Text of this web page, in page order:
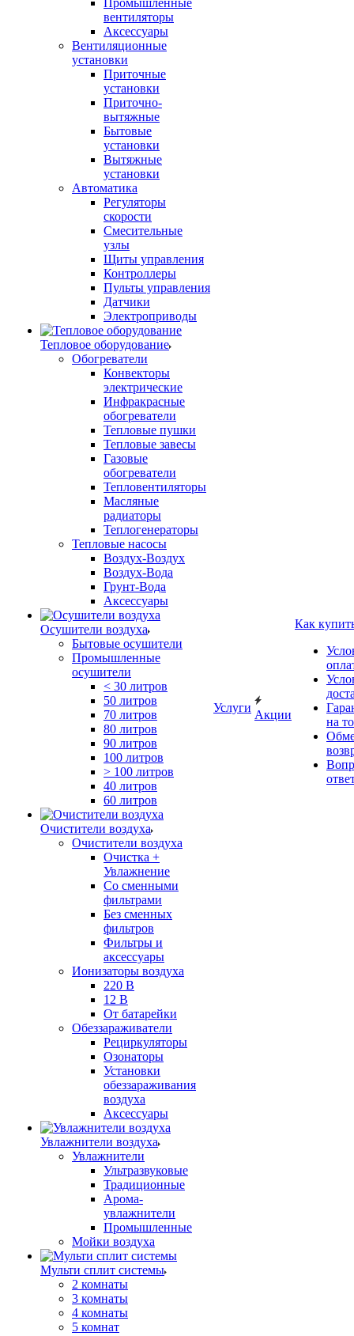
Промышленные
вентиляторы
Аксессуары
Вентиляционные
установки
Приточные
установки
Приточно-
вытяжные
Бытовые
установки
Вытяжные
установки
Автоматика
Регуляторы
скорости
Смесительные
узлы
Щиты управления
Контроллеры
Пульты управления
Датчики
Электроприводы
Тепловое оборудование
Обогреватели
Конвекторы
электрические
Инфракрасные
обогреватели
Тепловые пушки
Тепловые завесы
Газовые
обогреватели
Тепловентиляторы
Масляные
радиаторы
Теплогенераторы
Тепловые насосы
Воздух-Воздух
Воздух-Вода
Грунт-Вода
Аксессуары
Осушители воздуха
Бытовые осушители
Промышленные
осушители
< 30 литров
50 литров
70 литров
80 литров
90 литров
100 литров
> 100 литров
40 литров
60 литров
Очистители воздуха
Очистители воздуха
Очистка +
Увлажнение
Cо сменными
фильтрами
Без сменных
фильтров
Фильтры и
аксессуары
Ионизаторы воздуха
220 В
12 В
От батарейки
Обеззараживатели
Рециркуляторы
Озонаторы
Установки
обеззараживания
воздуха
Аксессуары
Увлажнители воздуха
Увлажнители
Ультразвуковые
Традиционные
Арома-
увлажнители
Промышленные
Мойки воздуха
Мульти сплит системы
2 комнаты
3 комнаты
4 комнаты
5 комнат
Услуги
Акции
Как
на